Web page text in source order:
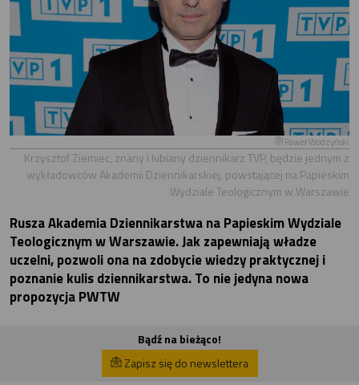
Paweł Wodzyński
Krzysztof Ziemiec, znany i lubiany dziennikarz TVP, będzie jednym z
wykładowców Akademii Dziennikarskiej, powstającej na Papieskim
Wydziale Teologicznym w Warszawie
Rusza Akademia Dziennikarstwa na Papieskim Wydziale
Teologicznym w Warszawie. Jak zapewniają władze
uczelni, pozwoli ona na zdobycie wiedzy praktycznej i
poznanie kulis dziennikarstwa. To nie jedyna nowa
propozycja PWTW
Bądź na bieżąco!
Zapisz się do newslettera